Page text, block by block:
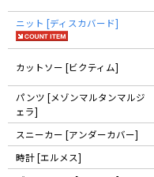
ニット [ディスカバード]
カットソー [ビクティム]
パンツ [メゾンマルタンマルジ
ェラ]
スニーカー [アンダーカバー]
時計 [エルメス]